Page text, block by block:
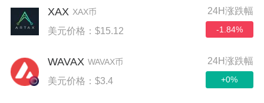
XAX XAX币
美元价格：$15.12
24H涨跌幅
-1.84%
WAVAX WAVAX币
美元价格：$3.4
24H涨跌幅
+0%